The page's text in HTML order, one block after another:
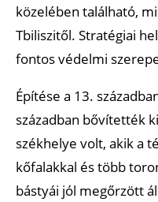
közelében található,
Tbiliszitől. Stratégiai
fontos védelmi
Építése a 13.
században bővítették
székhelye volt, akik a
kőfalakkal és több
bástyái jól megőrzött